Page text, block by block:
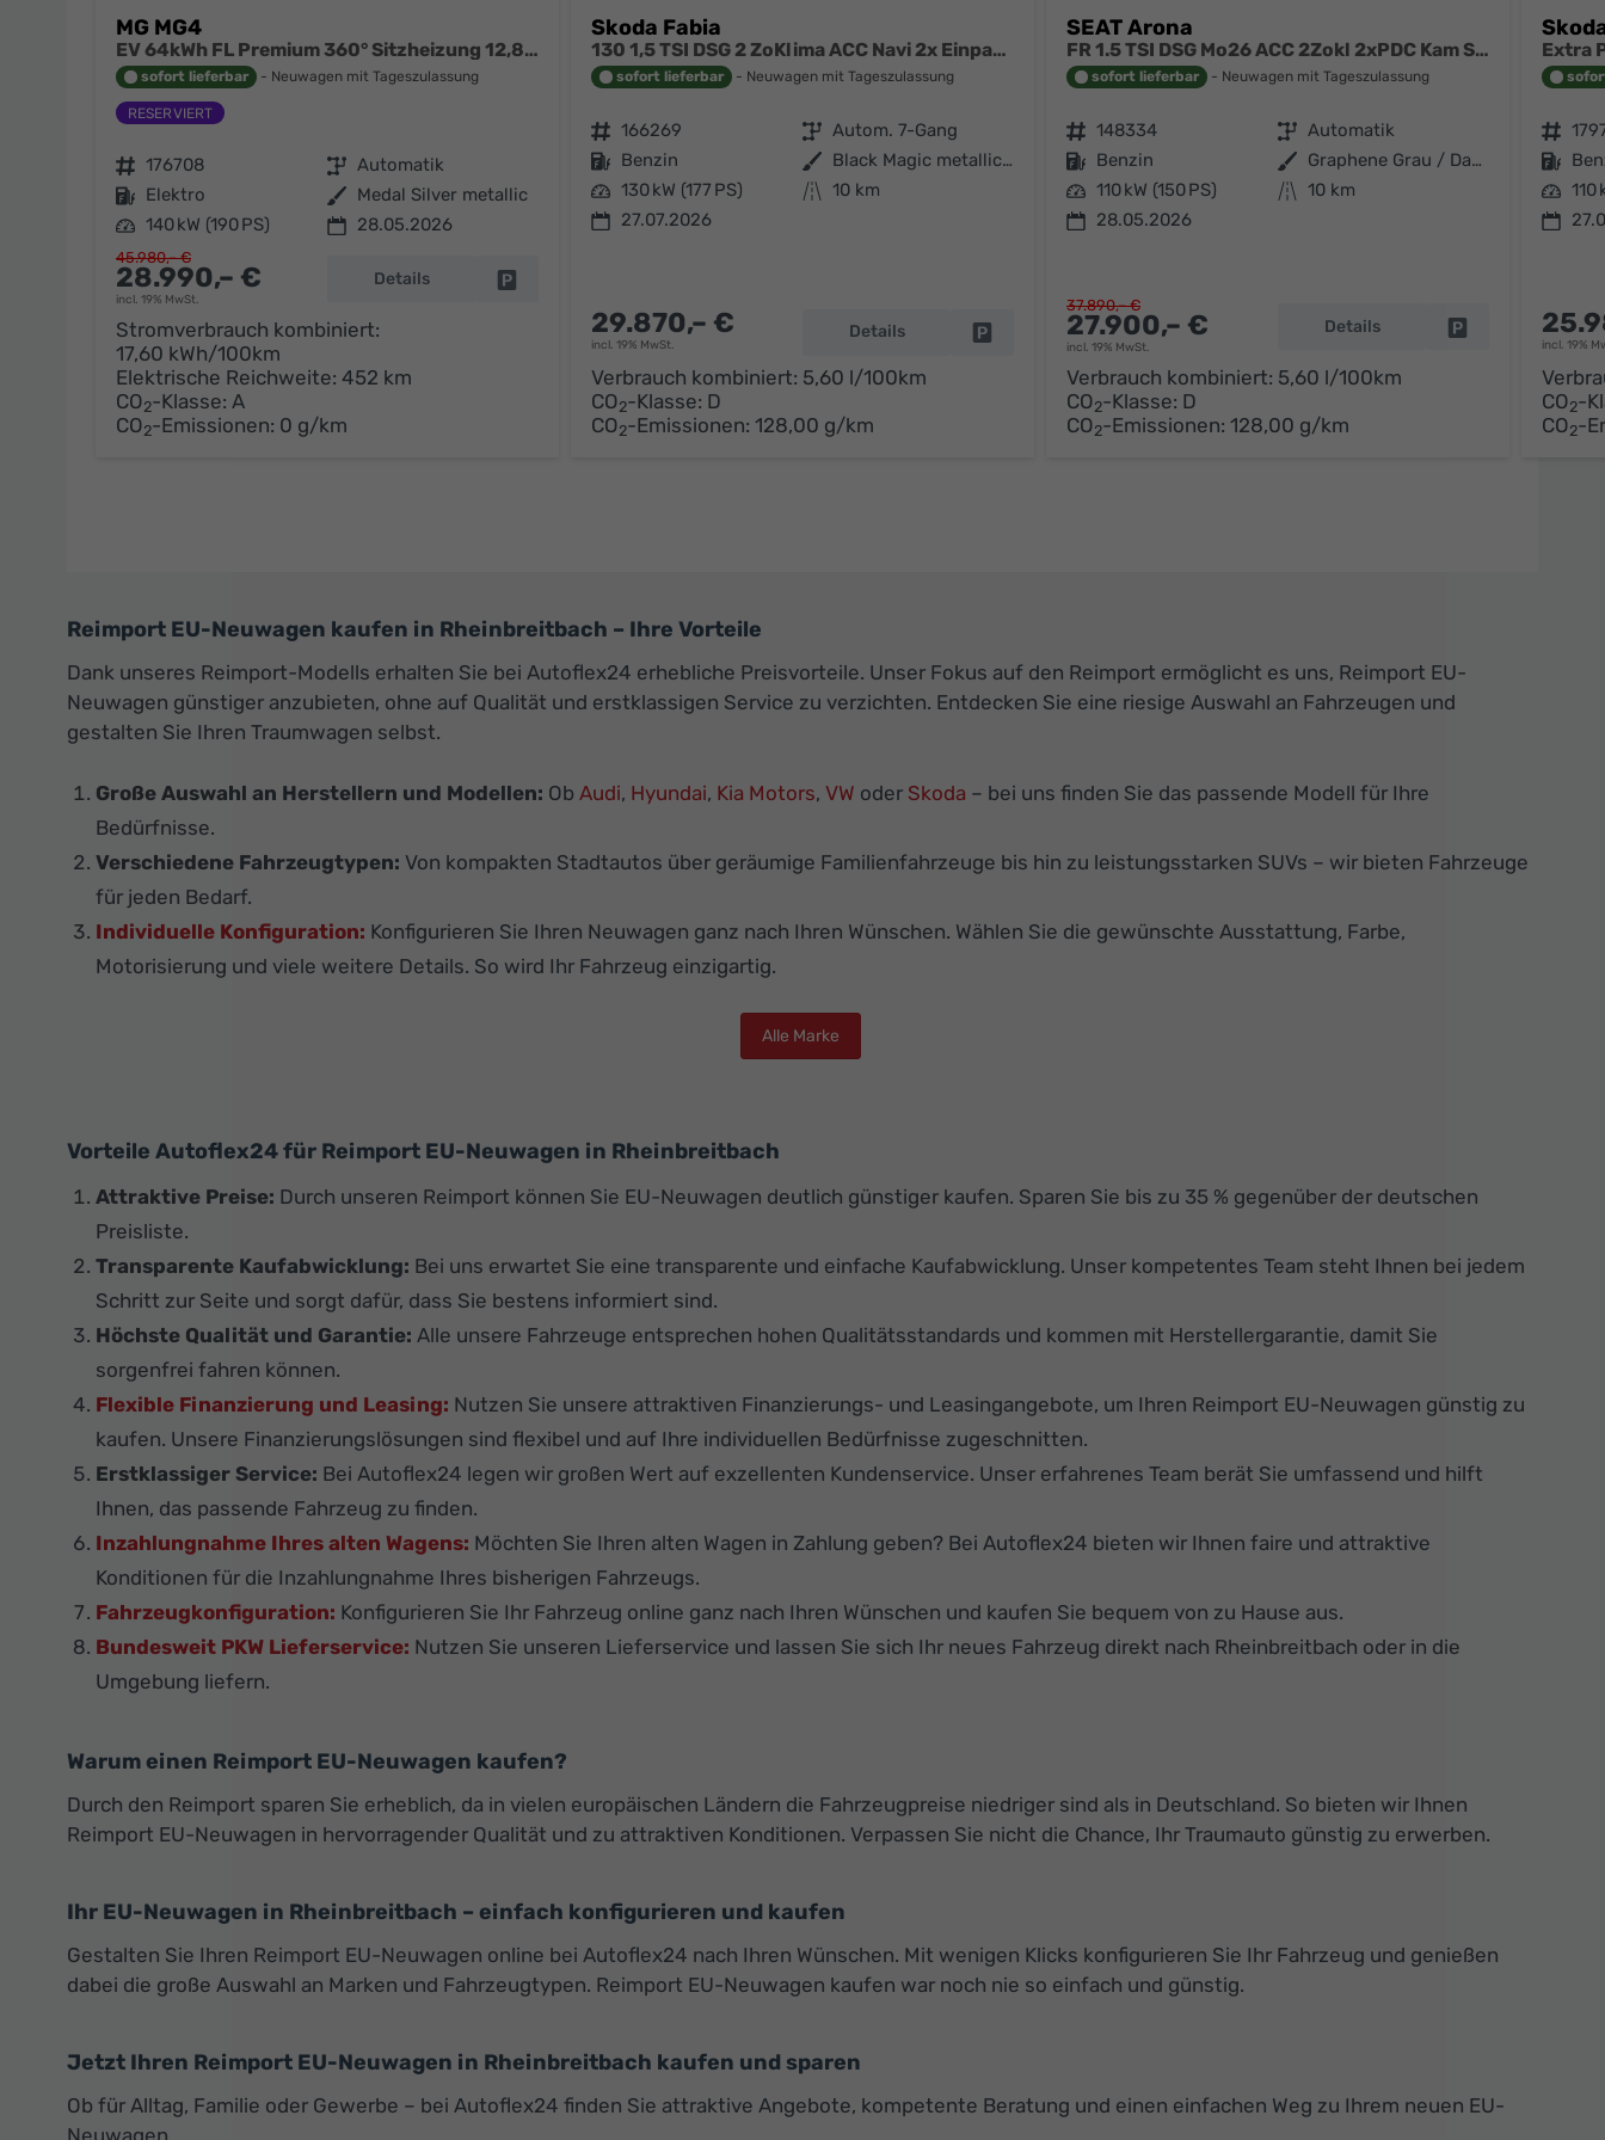
MG MG4
EV 64kWh FL Premium 360° Sitzheizung 12,8 Zoll Wärmepumpe
sofort lieferbar Neuwagen mit Tageszulassung
Fahrzeugnr. 176708 Getriebe Automatik
Kraftstoff Elektro Außenfarbe Medal Silver metallic
Leistung 140 kW (190 PS) 28.05.2026
28.990,– €
incl. 19% MwSt.
45.980,– €
Details
Stromverbrauch kombiniert:
17,60 kWh/100km
Elektrische Reichweite: 452 km
CO2-Klasse: A
CO2-Emissionen: 0 g/km
Skoda Fabia
130 1,5 TSI DSG 2 ZoKlima ACC Navi 2x Einparkhilfe Kessy 18 Zoll beheiztes Lenkrad Sitzheizung Sunset 5J Garantie
sofort lieferbar Neuwagen mit Tageszulassung
Fahrzeugnr. 166269 Getriebe Autom. 7-Gang
Kraftstoff Benzin Außenfarbe
Black Magic metallic / schwarzes Dach
Leistung 130 kW (177 PS) Kilometerstand 10 km
27.07.2026
29.870,– €
incl. 19% MwSt.
Details Fahrzeug parken
Verbrauch kombiniert: 5,60 l/100km
CO2-Klasse: D
CO2-Emissionen: 128,00 g/km
SEAT Arona
FR 1.5 TSI DSG Mo26 ACC 2Zokl 2xPDC Kam SHZ Full Link
sofort lieferbar Neuwagen mit Tageszulassung
Fahrzeugnr. 148334 Getriebe Automatik
Kraftstoff Benzin Außenfarbe
Graphene Grau / Dach Schwarz
Leistung 110 kW (150 PS) Kilometerstand 10 km
28.05.2026
27.900,– €
incl. 19% MwSt.
37.890,– €
Details Fahrzeug parken
Verbrauch kombiniert: 5,60 l/100km
CO2-Klasse: D
CO2-Emissionen: 128,00 g/km
Fahrzeugnr.
Kraftstoff
Leistung 110
incl. 19%
CO2-
CO2-
Reimport EU-Neuwagen kaufen in Rheinbreitbach – Ihre Vorteile
Dank unseres Reimport-Modells erhalten Sie bei Autoflex24 erhebliche Preisvorteile. Unser Fokus auf den Reimport ermöglicht es uns, Reimport EU-
Neuwagen günstiger anzubieten, ohne auf Qualität und erstklassigen Service zu verzichten. Entdecken Sie eine riesige Auswahl an Fahrzeugen und
gestalten Sie Ihren Traumwagen selbst.
Große Auswahl an Herstellern und Modellen: Ob Audi, Hyundai, Kia Motors, VW oder Skoda – bei uns finden Sie das passende Modell für Ihre
Bedürfnisse.
Verschiedene Fahrzeugtypen: Von kompakten Stadtautos über geräumige Familienfahrzeuge bis hin zu leistungsstarken SUVs – wir bieten Fahrzeuge
für jeden Bedarf.
Individuelle Konfiguration: Konfigurieren Sie Ihren Neuwagen ganz nach Ihren Wünschen. Wählen Sie die gewünschte Ausstattung, Farbe,
Motorisierung und viele weitere Details. So wird Ihr Fahrzeug einzigartig.
Alle Marke
Vorteile Autoflex24 für Reimport EU-Neuwagen in Rheinbreitbach
Attraktive Preise: Durch unseren Reimport können Sie EU-Neuwagen deutlich günstiger kaufen. Sparen Sie bis zu 35 % gegenüber der deutschen
Preisliste.
Transparente Kaufabwicklung: Bei uns erwartet Sie eine transparente und einfache Kaufabwicklung. Unser kompetentes Team steht Ihnen bei jedem
Schritt zur Seite und sorgt dafür, dass Sie bestens informiert sind.
Höchste Qualität und Garantie: Alle unsere Fahrzeuge entsprechen hohen Qualitätsstandards und kommen mit Herstellergarantie, damit Sie
sorgenfrei fahren können.
Flexible Finanzierung und Leasing: Nutzen Sie unsere attraktiven Finanzierungs- und Leasingangebote, um Ihren Reimport EU-Neuwagen günstig zu
kaufen. Unsere Finanzierungslösungen sind flexibel und auf Ihre individuellen Bedürfnisse zugeschnitten.
Erstklassiger Service: Bei Autoflex24 legen wir großen Wert auf exzellenten Kundenservice. Unser erfahrenes Team berät Sie umfassend und hilft
Ihnen, das passende Fahrzeug zu finden.
Inzahlungnahme Ihres alten Wagens: Möchten Sie Ihren alten Wagen in Zahlung geben? Bei Autoflex24 bieten wir Ihnen faire und attraktive
Konditionen für die Inzahlungnahme Ihres bisherigen Fahrzeugs.
Fahrzeugkonfiguration: Konfigurieren Sie Ihr Fahrzeug online ganz nach Ihren Wünschen und kaufen Sie bequem von zu Hause aus.
Bundesweit PKW Lieferservice: Nutzen Sie unseren Lieferservice und lassen Sie sich Ihr neues Fahrzeug direkt nach Rheinbreitbach oder in die
Umgebung liefern.
Warum einen Reimport EU-Neuwagen kaufen?
Durch den Reimport sparen Sie erheblich, da in vielen europäischen Ländern die Fahrzeugpreise niedriger sind als in Deutschland. So bieten wir Ihnen
Reimport EU-Neuwagen in hervorragender Qualität und zu attraktiven Konditionen. Verpassen Sie nicht die Chance, Ihr Traumauto günstig zu erwerben.
Ihr EU-Neuwagen in Rheinbreitbach – einfach konfigurieren und kaufen
Gestalten Sie Ihren Reimport EU-Neuwagen online bei Autoflex24 nach Ihren Wünschen. Mit wenigen Klicks konfigurieren Sie Ihr Fahrzeug und genießen
dabei die große Auswahl an Marken und Fahrzeugtypen. Reimport EU-Neuwagen kaufen war noch nie so einfach und günstig.
Jetzt Ihren Reimport EU-Neuwagen in Rheinbreitbach kaufen und sparen
Ob für Alltag, Familie oder Gewerbe – bei Autoflex24 finden Sie attraktive Angebote, kompetente Beratung und einen einfachen Weg zu Ihrem neuen EU-